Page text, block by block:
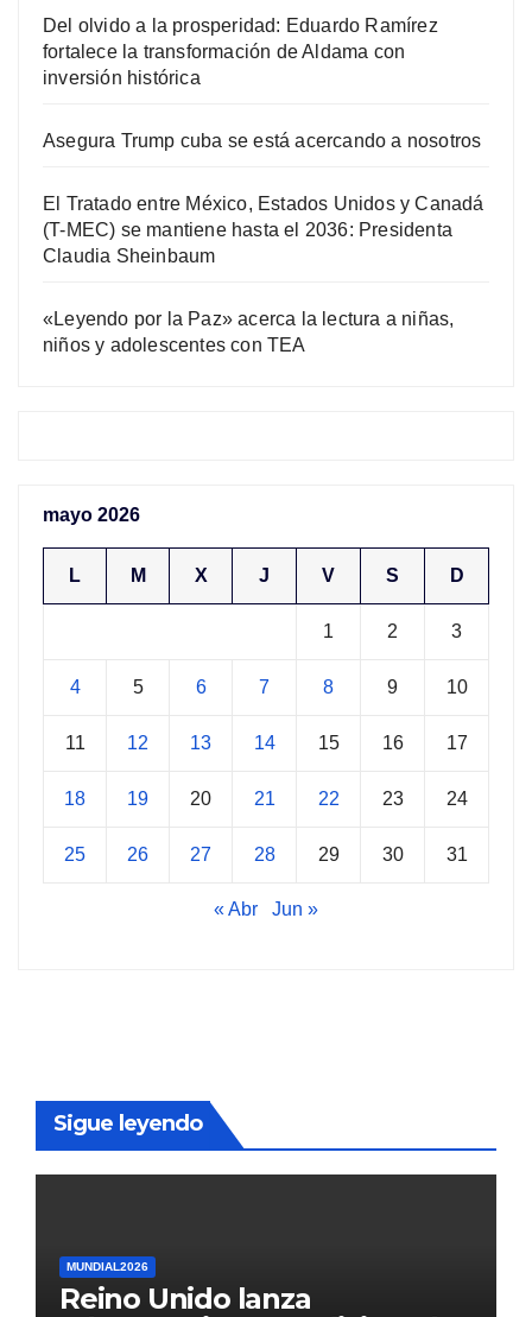
Del olvido a la prosperidad: Eduardo Ramírez
fortalece la transformación de Aldama con
inversión histórica
Asegura Trump cuba se está acercando a nosotros
El Tratado entre México, Estados Unidos y Canadá
(T-MEC) se mantiene hasta el 2036: Presidenta
Claudia Sheinbaum
«Leyendo por la Paz» acerca la lectura a niñas,
niños y adolescentes con TEA
mayo 2026
L M X J V S D
1 2 3
4 5 6 7 8 9 10
11 12 13 14 15 16 17
18 19 20 21 22 23 24
25 26 27 28 29 30 31
« Abr Jun »
Sigue leyendo
MUNDIAL2026
Reino Unido lanza